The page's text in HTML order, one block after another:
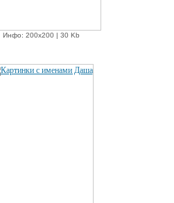
Инфо: 200х200 | 30 Kb